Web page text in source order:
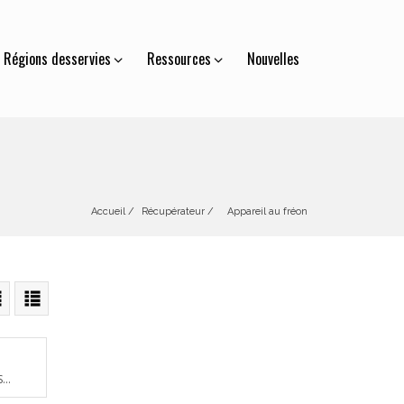
Régions desservies Ressources Nouvelles
Accueil Récupérateur / Appareil au fréon